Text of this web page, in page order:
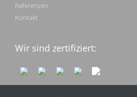
Referenzen
Kontakt
Wir sind zertifiziert: